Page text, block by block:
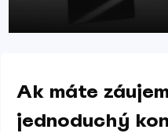
Ak máte
jednoduchý